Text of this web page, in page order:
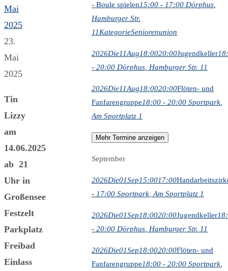
Mai
2025
23.
Mai
2025
Tin
Lizzy
am
14.06.2025
ab 21
Uhr in
Großensee
Festzelt
Parkplatz
Freibad
Einlass
- Boule spielen15:00 - 17:00 Dörphus
Hamburger Str.
11KategorieSeniorenunion
2026Die11Aug18:0020:00Jugendkeller
- 20:00 Dörphus , Hamburger Str. 11
2026Die11Aug18:0020:00Flöten- und
Fanfarengruppe18:00 - 20:00 Sportpark
Am Sportplatz 1
Mehr Termine anzeigen
September
2026Die01Sep15:0017:00
- 17:00 Sportpark , Am Sportplatz 1
2026Die01Sep18:0020:00Jugendkeller
- 20:00 Dörphus , Hamburger Str. 11
2026Die01Sep18:0020:00Flöten- und
Fanfarengruppe18:00 - 20:00 Sportpark